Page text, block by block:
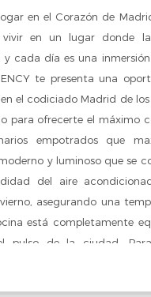
en el Corazón de
vivir en un lugar donde
cada día es una
te presenta una
el codiciado Madrid de
para ofrecerte el máximo
empotrados que
y luminoso que se
del aire
asegurando una
está completamente
pulso de la ciudad.